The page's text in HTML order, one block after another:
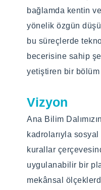
bağlamda kentin
yönelik özgün
bu süreçlerde
becerisine sahip
yetiştiren bir bölüm
Vizyon
Ana Bilim
kadrolarıyla
kurallar
uygulanabilir bir
mekânsal
Programın
“Şehir Planlama
şehir ölçeğinde
biçimlenmesi
uygulamaya
geliştirilmesi
amaçlamaktadır.
Programın